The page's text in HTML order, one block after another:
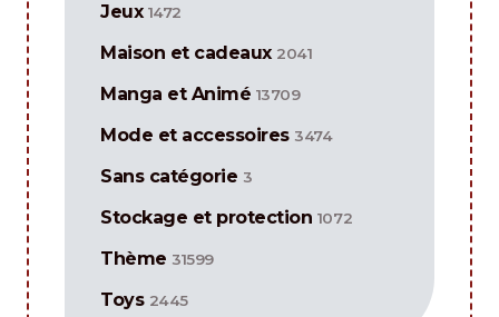
Jeux 1472
Maison et cadeaux 2041
Manga et Animé 13709
Mode et accessoires 3474
Sans catégorie 3
Stockage et protection 1072
Thème 31599
Toys 2445